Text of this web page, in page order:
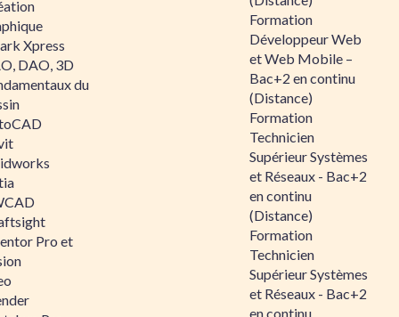
Xpress
DAO, 3D
du
Pro et
Formation
Développeur Web
et Web Mobile –
Bac+2 en continu
(Distance)
Formation
Technicien
Supérieur Systèmes
et Réseaux - Bac+2
en continu
(Distance)
Formation
Technicien
Supérieur Systèmes
et Réseaux - Bac+2
en continu